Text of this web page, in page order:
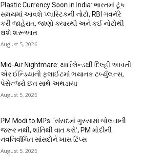
Plastic Currency Soon in India: ભારતમાં ટૂંક
સમયમાં આવશે પ્લાસ્ટિકની નોટો, RBI ગવર્નરે
કરી જાહેરાત, જાણો ક્યારથી અને કઈ નોટોથી
થશે શરૂઆત
August 5, 2026
Mid-Air Nightmare: થાઈલેન્ડથી દિલ્હી આવતી
એર ઈન્ડિયાની ફ્લાઈટમાં ભયાનક ટર્બ્યુલન્સ,
પેસેન્જરો છત સાથે અથડાયા
August 5, 2026
PM Modi to MPs: ‘સંસદમાં ગુસ્સામાં બોલવાની
જરૂર નથી, શાંતિથી વાત કરો’, PM મોદીની
નવનિર્વાચિત સાંસદોને ખાસ ટિપ્સ
August 5, 2026